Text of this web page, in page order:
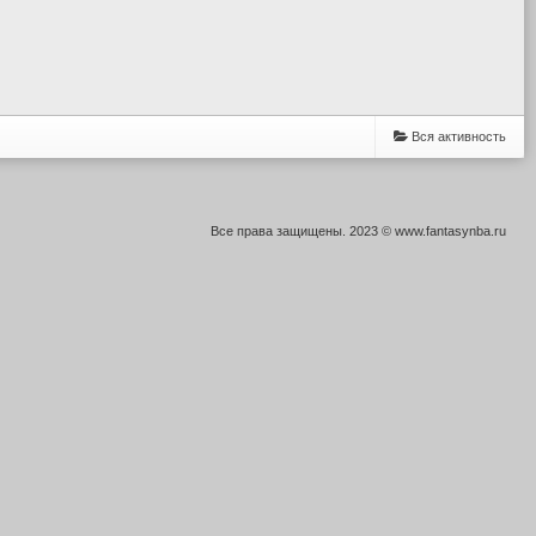
Вся активность
Все права защищены. 2023 © www.fantasynba.ru